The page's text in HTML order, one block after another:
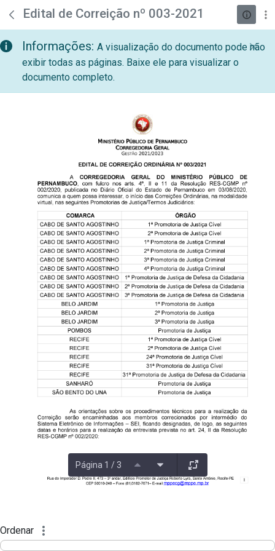
Pular para o Conteúdo principal
teste descricao
Edital de Correição nº 003-2021
Informações: A visualização do documento pode não
exibir todas as páginas. Baixe ele para visualizar o
documento completo.
Página 1 / 3
Ordenar